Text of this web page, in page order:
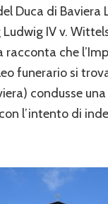
Duca di Baviera
Ludwig IV v.
che
funerario si
condusse
l’intento di